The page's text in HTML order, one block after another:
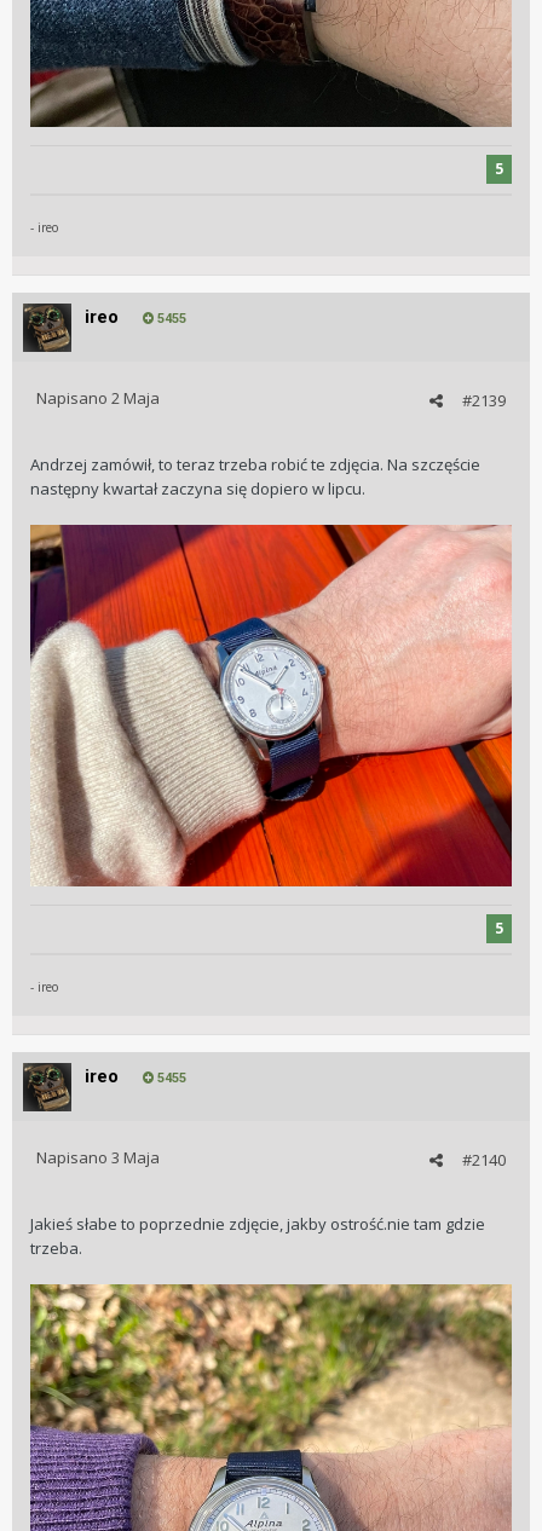
5
- ireo
ireo 5455
#2139
Napisano 2 Maja
Andrzej zamówił, to teraz trzeba robić te zdjęcia. Na szczęście
następny kwartał zaczyna się dopiero w lipcu.
5
- ireo
ireo 5455
#2140
Napisano 3 Maja
Jakieś słabe to poprzednie zdjęcie, jakby ostrość.nie tam gdzie
trzeba.